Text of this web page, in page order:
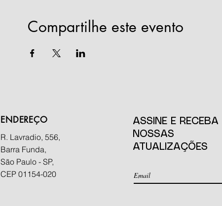
Compartilhe este evento
ENDEREÇO
R. Lavradio, 556,
Barra Funda,
São Paulo - SP,
CEP 01154-020
ASSINE E RECEBA
NOSSAS
ATUALIZAÇÕES